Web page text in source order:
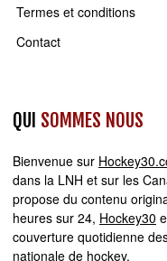
Termes et conditions
Contact
QUI SOMMES NOUS
Bienvenue sur
dans la LNH et sur les
propose du contenu
heures sur 24, Hockey30
couverture quotidienne
nationale de hockey.